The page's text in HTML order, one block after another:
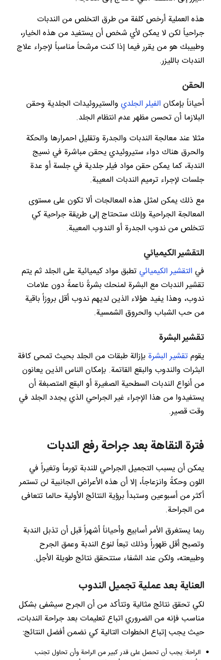
هذه العملية أرخص كلفة من طرق التخلص من الندبات
جراحياً لكن لا يمكن لأي شخص أن يستفيد من هذه الخيار،
وطبيبك هو من يقرر فيما إذا كنت مرشحاً مناسباً لإجراء علاج
الندبات بالليزر.
الحقن
أحياناً بإمكان الفيلر الجلديوالستيروئيدات الجلدية وحقن
البلازما أن تحسن مظهر عدم انتظام الجلد.
مثلا عند معالجة الندبات والجدرة وتقليل احمرارها والحكة
والحرق هناك دواء ستيروئيدي يحقن مباشرة في نسيج
الندبة، كما يمكن حقن مواد فيلر جلدية في جلسة أو عدة
جلسات لإجراء ترميم الندبات المعيبة.
مع ذلك يمكن لمثل هذه المعالجات ألا تكون على مستوى
المعالجة الجراحية وإنك ستحتاج إلى طريقة جراحية كي
تتخلص من ندوب الجدرة أو الندوب المعيبة.
التقشير الكيميائي
في التقشير الكيميائي تطبق مواد كيميائية على الجلد ثم يتم
تقشير الندبات مع البشرة لمنحك بشرةً ناعمةً دون علامات
ندوب، وهذا يفيد هؤلاء الذين لديهم ندوب أقل بروزاً باقية
من حب الشباب والحروق الشمسية.
تقشير البشرة
يقومتقشير البشرة بإزالة طبقات من الجلد بحيث تمحى كافة
البثرات والندوب والبقع القاتمة. بإمكان الناس الذين يعانون
من أنواع الندبات السطحية الصغيرة أو البقع المتصبغة أن
يستفيدوا من هذا الإجراء غير الجراحي الذي يجدد الجلد في
وقت قصير.
فترة النقاهة بعد جراحة رفع الندبات
يمكن أن يسبب التجميل الجراحي للندبة تورماً وتغيراً في
اللون وحكةً وانزعاجاً، إلا أن هذه الأعراض الجانبية لن تستمر
أكثر من أسبوعين وستبدأ برؤية النتائج الأولية حالما تتعافى
من الجراحة.
ربما يستغرق الأمر أسابيع وأحياناً أشهراً قبل أن تذبل الندبة
وتصبح أقل ظهوراً وذلك تبعاً لنوع الندبة وعمق الجرح
وطبيعته، ولكن عند الشفاء ستتحقق نتائج طويلة الأجل.
العناية بعد عملية تجميل الندوب
لكي تحقق نتائج مثالية وتتأكد من أن الجرح سيشفى بشكل
مناسب فإنه من الضروري اتباع تعليمات بعد جراحة الندبات،
حيث يجب إتباع الخطوات التالية كي نضمن أفضل النتائج:
الراحة: يجب أن تحصل على قدر كبير من الراحة وأن تحاول تجنب